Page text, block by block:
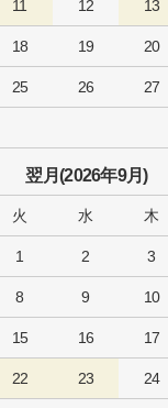
11 12 13
18 19 20
25 26 27
翌月(2026年9月)
火 水 木
1 2 3
8 9 10
15 16 17
22 23 24